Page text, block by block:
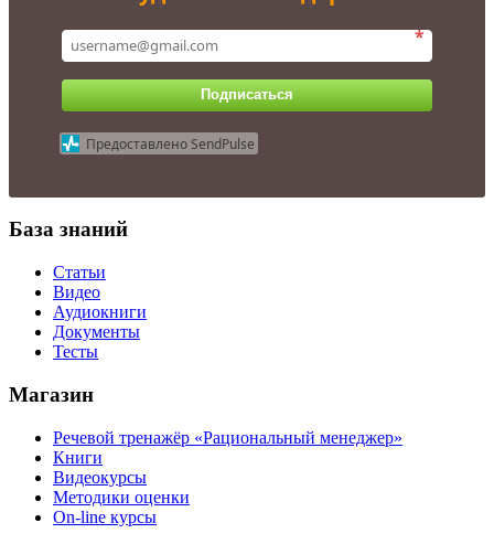
*
Подписаться
Предоставлено SendPulse
База знаний
Статьи
Видео
Аудиокниги
Документы
Тесты
Магазин
Речевой тренажёр «Рациональный менеджер»
Книги
Видеокурсы
Методики оценки
On-line курсы